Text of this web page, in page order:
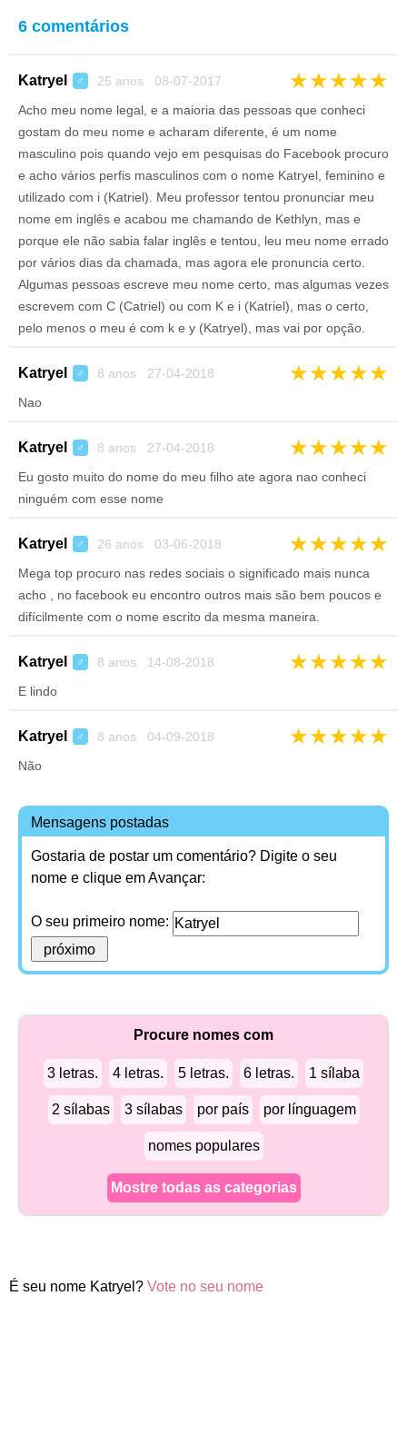
6 comentários
Katryel ♂ 25 anos 08-07-2017 ★★★★★
Acho meu nome legal, e a maioria das pessoas que conheci
gostam do meu nome e acharam diferente, é um nome
masculino pois quando vejo em pesquisas do Facebook procuro
e acho vários perfis masculinos com o nome Katryel, feminino e
utilizado com i (Katriel). Meu professor tentou pronunciar meu
nome em inglês e acabou me chamando de Kethlyn, mas e
porque ele não sabia falar inglês e tentou, leu meu nome errado
por vários dias da chamada, mas agora ele pronuncia certo.
Algumas pessoas escreve meu nome certo, mas algumas vezes
escrevem com C (Catriel) ou com K e i (Katriel), mas o certo,
pelo menos o meu é com k e y (Katryel), mas vai por opção.
Katryel ♂ 8 anos 27-04-2018 ★★★★★
Nao
Katryel ♂ 8 anos 27-04-2018 ★★★★★
Eu gosto muito do nome do meu filho ate agora nao conheci
ninguém com esse nome
Katryel ♂ 26 anos 03-06-2018 ★★★★★
Mega top procuro nas redes sociais o significado mais nunca
acho , no facebook eu encontro outros mais são bem poucos e
difícilmente com o nome escrito da mesma maneira.
Katryel ♂ 8 anos 14-08-2018 ★★★★★
E lindo
Katryel ♂ 8 anos 04-09-2018 ★★★★★
Não
Mensagens postadas
Gostaria de postar um comentário? Digite o seu
nome e clique em Avançar:
O seu primeiro nome:
Procure nomes com
3 letras. 4 letras. 5 letras. 6 letras. 1 sílaba
2 sílabas 3 sílabas por país por línguagem
nomes populares
Mostre todas as categorias
É seu nome Katryel? Vote no seu nome